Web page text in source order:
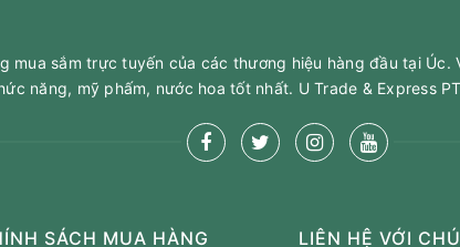
mua sắm trực tuyến của các thương hiệu hàng đầu tại
năng, mỹ phấm, nước hoa tốt nhất. U Trade & Express
SÁCH MUA HÀNG LIÊN HỆ VỚI